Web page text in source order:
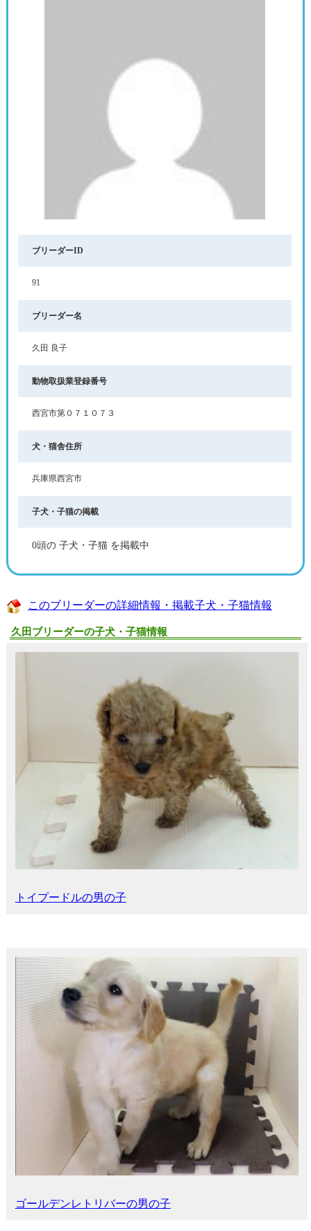
ブリーダーID
91
ブリーダー名
久田 良子
動物取扱業登録番号
西宮市第０７１０７３
犬・猫舎住所
兵庫県西宮市
子犬・子猫の掲載
0頭の 子犬・子猫 を掲載中
このブリーダーの詳細情報・掲載子犬・子猫情報
久田ブリーダーの子犬・子猫情報
トイプードルの男の子
ゴールデンレトリバーの男の子